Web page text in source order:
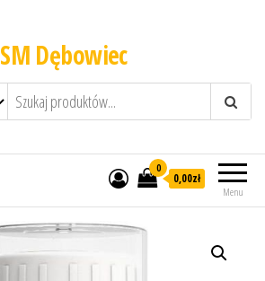
SM Dębowiec
Menu
0
0,00zł